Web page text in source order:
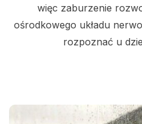
więc zaburzenie
ośrodkowego układu
rozpoznać u